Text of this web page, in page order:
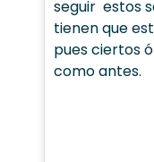
seguir estos
tienen que
pues ciertos
como antes.